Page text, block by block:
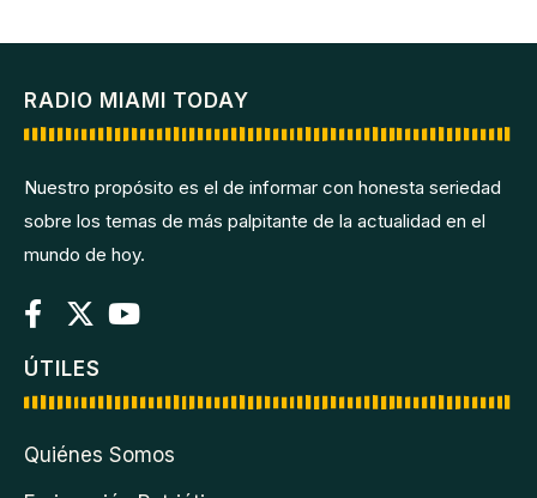
RADIO MIAMI TODAY
Nuestro propósito es el de informar con honesta seriedad
sobre los temas de más palpitante de la actualidad en el
mundo de hoy.
ÚTILES
Quiénes Somos